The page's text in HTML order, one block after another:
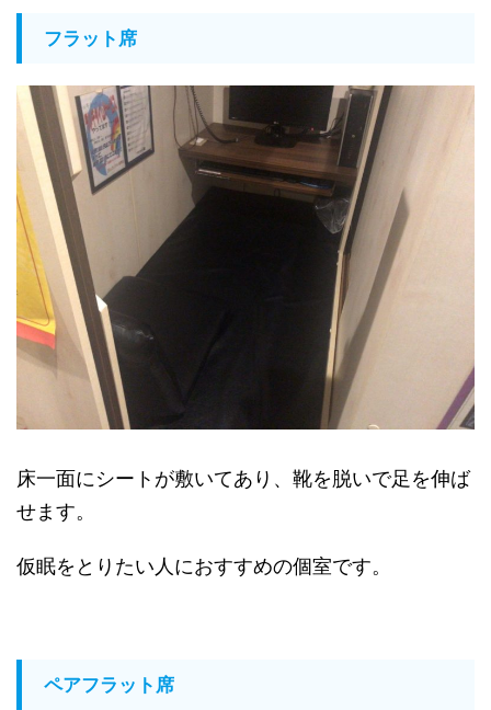
フラット席
床一面にシートが敷いてあり、靴を脱いで足を伸ば
せます。
仮眠をとりたい人におすすめの個室です。
ペアフラット席